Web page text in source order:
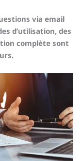
via email
d’utilisation, des
complète sont